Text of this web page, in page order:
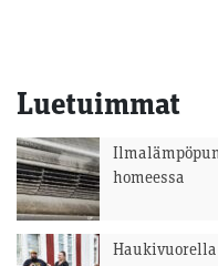
Luetuimmat
homeessa